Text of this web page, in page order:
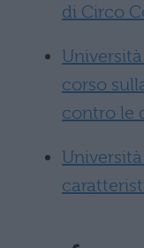
di Circo
corso
contro le